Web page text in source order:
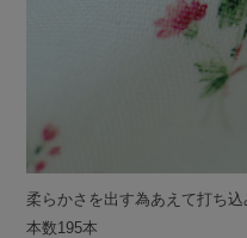
柔らかさを出す為あえて打ち込
本数195本